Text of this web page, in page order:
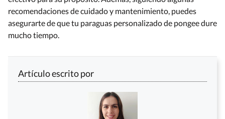
recomendaciones de cuidado y mantenimiento, puedes
asegurarte de que tu paraguas personalizado de pongee dure
mucho tiempo.
Artículo escrito por